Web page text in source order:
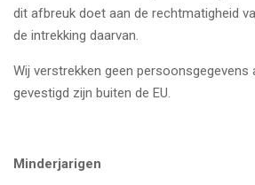
dit afbreuk doet aan de rechtmatigheid
de intrekking daarvan.
Wij verstrekken geen persoonsgegevens
gevestigd zijn buiten de EU.
Minderjarigen